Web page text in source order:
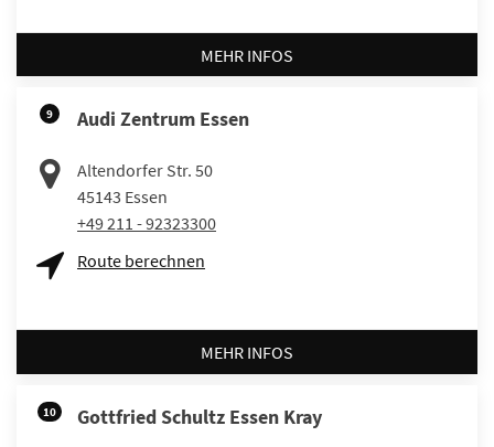
MEHR INFOS
9 Audi Zentrum Essen
Altendorfer Str. 50
45143 Essen
+49 211 - 92323300
Route berechnen
MEHR INFOS
10 Gottfried Schultz Essen Kray